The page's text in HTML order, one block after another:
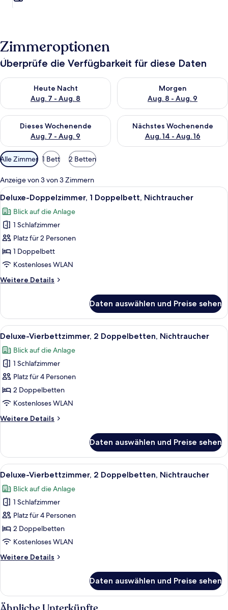
Zimmeroptionen
Überprüfe die Verfügbarkeit für diese Daten
Heute Nacht
Aug. 7 - Aug. 8
Überprüfe die Verfügbarkeit für heute Nacht, Aug. 7 - Aug. 8.
Morgen
Aug. 8 - Aug. 9
Überprüfe die Verfügbarkeit
Dieses Wochenende
Aug. 7 - Aug. 9
Überprüfe die Verfügbarkeit für dieses Wochenende, Aug. 7
Nächstes Wochenende
Aug. 14 - Aug. 16
Überprüfe die Verfügbarkeit
Verfügbare
Filter
für
Zimmer
Alle Zimmer 1 Bett 2 Betten
Anzeige von 3 von 3 Zimmern
Alle
Fotos
für
Deluxe-
Doppelzimmer,
1
Doppelbett,
anzeigen
Ein modernes Hotelzimmer mit Bett,
4
Deluxe-Doppelzimmer, 1 Doppelbett, Nichtraucher
Blick auf die Anlage
1 Schlafzimmer
Platz für 2 Personen
1 Doppelbett
Kostenloses WLAN
Weitere Details
Weitere
Doppelzimmer,
Doppelbett,
Daten auswählen und Preise sehen
Alle
Fotos
für
Deluxe-
Vierbettzimmer,
2 Doppelbetten,
Nichtraucher
Deluxe-Vierbettzimmer, 2
5
Deluxe-Vierbettzimmer, 2 Doppelbetten, Nichtraucher
Blick auf die Anlage
1 Schlafzimmer
Platz für 4 Personen
2 Doppelbetten
Kostenloses WLAN
Weitere Details
Weitere
Vierbettzimmer,
2 Doppelbetten,
Nichtraucher
Daten auswählen und Preise sehen
Alle
Fotos
für
Deluxe-
Vierbettzimmer,
2 Doppelbetten,
Nichtraucher
Ein Hotelzimmer mit einem großen
4
Deluxe-Vierbettzimmer, 2 Doppelbetten, Nichtraucher
Blick auf die Anlage
1 Schlafzimmer
Platz für 4 Personen
2 Doppelbetten
Kostenloses WLAN
Weitere Details
Weitere
Vierbettzimmer,
2 Doppelbetten,
Daten auswählen und Preise sehen